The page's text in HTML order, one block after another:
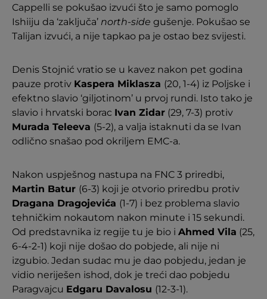
Cappelli se pokušao izvući što je samo pomoglo
Ishiiju da ‘zaključa’ north-side gušenje. Pokušao se
Talijan izvući, a nije tapkao pa je ostao bez svijesti.
Denis Stojnić vratio se u kavez nakon pet godina
pauze protiv Kaspera Miklasza (20, 1-4) iz Poljske i
efektno slavio ‘giljotinom’ u prvoj rundi. Isto tako je
slavio i hrvatski borac Ivan Zidar (29, 7-3) protiv
Murada Teleeva (5-2), a valja istaknuti da se Ivan
odlično snašao pod okriljem EMC-a.
Nakon uspješnog nastupa na FNC 3 priredbi,
Martin Batur (6-3) koji je otvorio priredbu protiv
Dragana Dragojevića (1-7) i bez problema slavio
tehničkim nokautom nakon minute i 15 sekundi.
Od predstavnika iz regije tu je bio i Ahmed Vila (25,
6-4-2-1) koji nije došao do pobjede, ali nije ni
izgubio. Jedan sudac mu je dao pobjedu, jedan je
vidio neriješen ishod, dok je treći dao pobjedu
Paragvajcu Edgaru Davalosu (12-3-1).